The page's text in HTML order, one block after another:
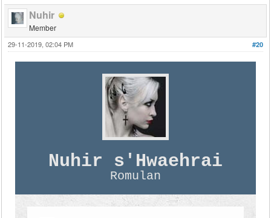
Nuhir
Member
#20
29-11-2019, 02:04 PM
Nuhir s'Hwaehrai
Romulan